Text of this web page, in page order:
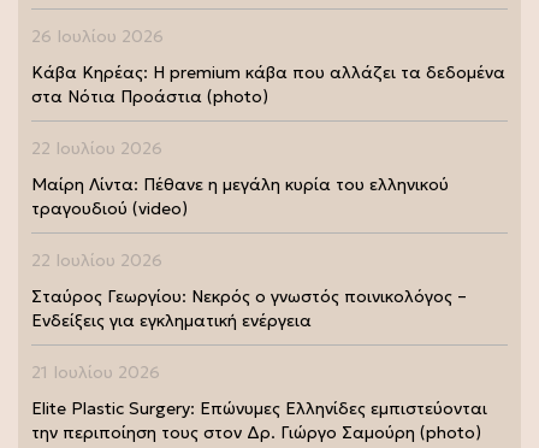
26 Ιουλίου 2026
Κάβα Κηρέας: Η premium κάβα που αλλάζει τα δεδομένα
στα Νότια Προάστια (photo)
22 Ιουλίου 2026
Μαίρη Λίντα: Πέθανε η μεγάλη κυρία του ελληνικού
τραγουδιού (video)
22 Ιουλίου 2026
Σταύρος Γεωργίου: Νεκρός ο γνωστός ποινικολόγος –
Ενδείξεις για εγκληματική ενέργεια
21 Ιουλίου 2026
Elite Plastic Surgery: Επώνυμες Ελληνίδες εμπιστεύονται
την περιποίηση τους στον Δρ. Γιώργο Σαμούρη (photo)